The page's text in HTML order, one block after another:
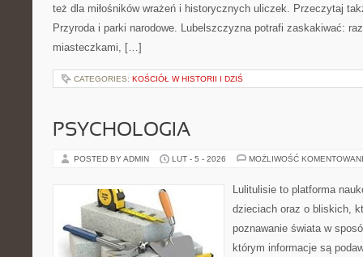
też dla miłośników wrażeń i historycznych uliczek. Przeczytaj
Przyroda i parki narodowe. Lubelszczyzna potrafi zaskakiwać:
miasteczkami, […]
CATEGORIES: KOŚCIÓŁ W HISTORII I DZIŚ
PSYCHOLOGIA
POSTED BY ADMIN LUT - 5 - 2026 MOŻLIWOŚĆ
Lulitulisie to platforma
dzieciach oraz o bliskich,
poznawanie świata w
którym informacje są